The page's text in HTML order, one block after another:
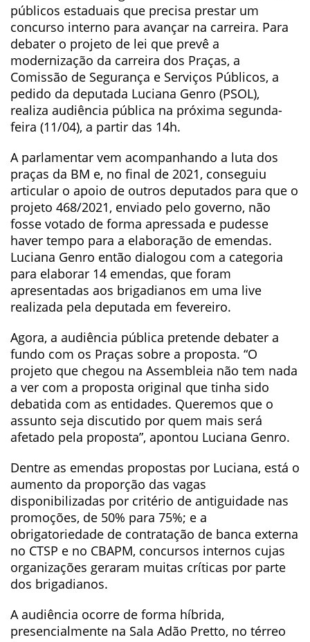
públicos estaduais que precisa prestar um
concurso interno para avançar na carreira. Para
debater o projeto de lei que prevê a
modernização da carreira dos Praças, a
Comissão de Segurança e Serviços Públicos, a
pedido da deputada Luciana Genro (PSOL),
realiza audiência pública na próxima segunda-
feira (11/04), a partir das 14h.
A parlamentar vem acompanhando a luta dos
praças da BM e, no final de 2021, conseguiu
articular o apoio de outros deputados para que o
projeto 468/2021, enviado pelo governo, não
fosse votado de forma apressada e pudesse
haver tempo para a elaboração de emendas.
Luciana Genro então dialogou com a categoria
para elaborar 14 emendas, que foram
apresentadas aos brigadianos em uma live
realizada pela deputada em fevereiro.
Agora, a audiência pública pretende debater a
fundo com os Praças sobre a proposta. “O
projeto que chegou na Assembleia não tem nada
a ver com a proposta original que tinha sido
debatida com as entidades. Queremos que o
assunto seja discutido por quem mais será
afetado pela proposta”, apontou Luciana Genro.
Dentre as emendas propostas por Luciana, está o
aumento da proporção das vagas
disponibilizadas por critério de antiguidade nas
promoções, de 50% para 75%; e a
obrigatoriedade de contratação de banca externa
no CTSP e no CBAPM, concursos internos cujas
organizações geraram muitas críticas por parte
dos brigadianos.
A audiência ocorre de forma híbrida,
presencialmente na Sala Adão Pretto, no térreo